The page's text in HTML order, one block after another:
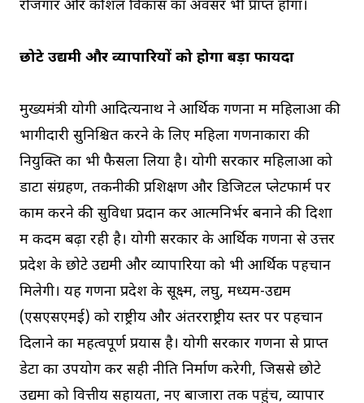
रोजगार और कौशल विकास का अवसर भी प्राप्त होगा।
छोटे उद्यमी और व्यापारियों को होगा बड़ा फायदा
मुख्यमंत्री योगी आदित्यनाथ ने आर्थिक गणना में महिलाओं की
भागीदारी सुनिश्चित करने के लिए महिला गणनाकारों की
नियुक्ति का भी फैसला लिया है। योगी सरकार महिलाओं को
डाटा संग्रहण, तकनीकी प्रशिक्षण और डिजिटल प्लेटफार्म पर
काम करने की सुविधा प्रदान कर आत्मनिर्भर बनाने की दिशा
में कदम बढ़ा रही है। योगी सरकार के आर्थिक गणना से उत्तर
प्रदेश के छोटे उद्यमी और व्यापारियों को भी आर्थिक पहचान
मिलेगी। यह गणना प्रदेश के सूक्ष्म, लघु, मध्यम-उद्यम
(एसएसएमई) को राष्ट्रीय और अंतरराष्ट्रीय स्तर पर पहचान
दिलाने का महत्वपूर्ण प्रयास है। योगी सरकार गणना से प्राप्त
डेटा का उपयोग कर सही नीति निर्माण करेगी, जिससे छोटे
उद्यमों को वित्तीय सहायता, नए बाजारों तक पहुंच, व्यापार